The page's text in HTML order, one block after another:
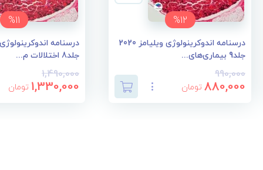
%12
درسنامه اندوکرینولوژی ویلیامز 2020
جلد9 بیماری‌های...
990,000
880,000 تومان
%11
جلد8 اختلالات م...
1,490,000
1,330,000 تومان